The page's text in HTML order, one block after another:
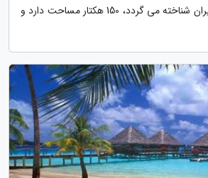
طبقه بندی گیاهان در ایران شناخته می گردد، 150 هکتار مساحت دارد و